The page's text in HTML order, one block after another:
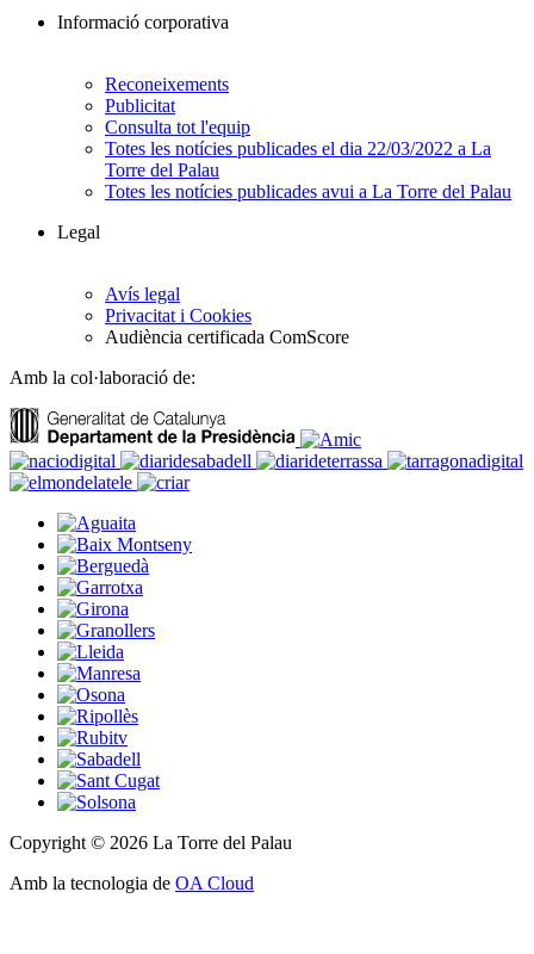
Informació corporativa
Reconeixements
Publicitat
Consulta tot l'equip
Totes les notícies publicades el dia 22/03/2022 a La
Torre del Palau
Totes les notícies publicades avui a La Torre del Palau
Legal
Avís legal
Privacitat i Cookies
Audiència certificada ComScore
Amb la col·laboració de:
Copyright © 2026 La Torre del Palau
Amb la tecnologia de OA Cloud